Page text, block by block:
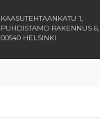
KAASUTEHTAANKATU 1,
PUHDISTAMO RAKENNUS 6,
00540 HELSINKI